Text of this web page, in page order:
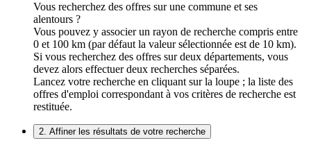
Vous recherchez des offres sur une commune et ses
alentours ?
Vous pouvez y associer un rayon de recherche compris entre
0 et 100 km (par défaut la valeur sélectionnée est de 10 km).
Si vous recherchez des offres sur deux départements, vous
devez alors effectuer deux recherches séparées.
Lancez votre recherche en cliquant sur la loupe ; la liste des
offres d'emploi correspondant à vos critères de recherche est
restituée.
2. Affiner les résultats de votre recherche